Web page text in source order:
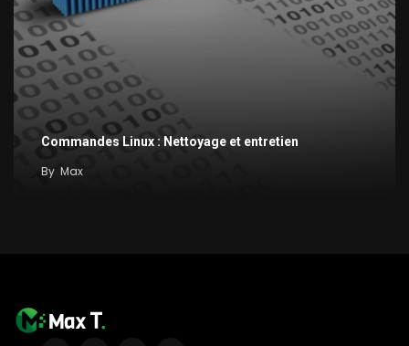
Commandes Linux : Nettoyage et entretien
By Max